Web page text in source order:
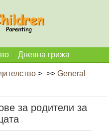
Дневна грижа
> >>General
за родители за